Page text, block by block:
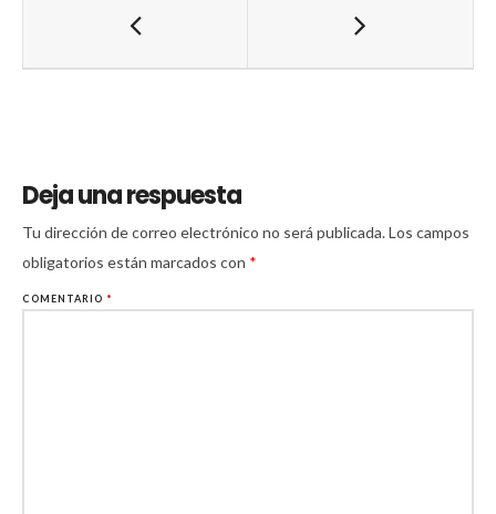
Deja una respuesta
Tu dirección de correo electrónico no será publicada.Los campos
obligatorios están marcados con *
COMENTARIO *